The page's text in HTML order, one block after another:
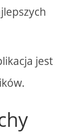
jest